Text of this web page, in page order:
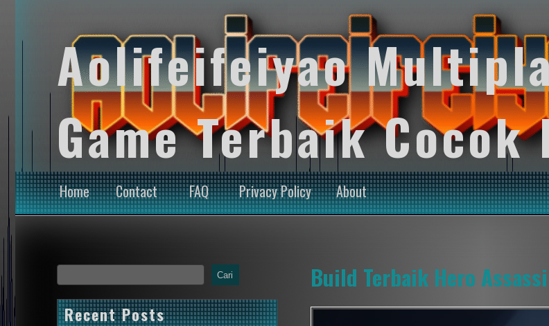
Aolifeifeiyao
Game Terbaik Cocok
Home Contact FAQ Privacy Policy About
Build Terbaik Hero
Cari
Recent Posts